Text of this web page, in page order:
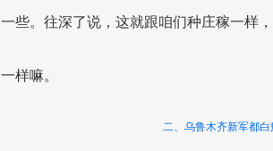
一些。往深了说，这就跟咱们种庄稼一样
一样嘛。
二、乌鲁木齐新军都白